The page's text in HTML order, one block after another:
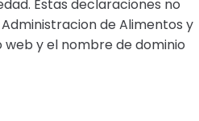
Estas declaraciones no
de Alimentos y
web y el nombre de dominio